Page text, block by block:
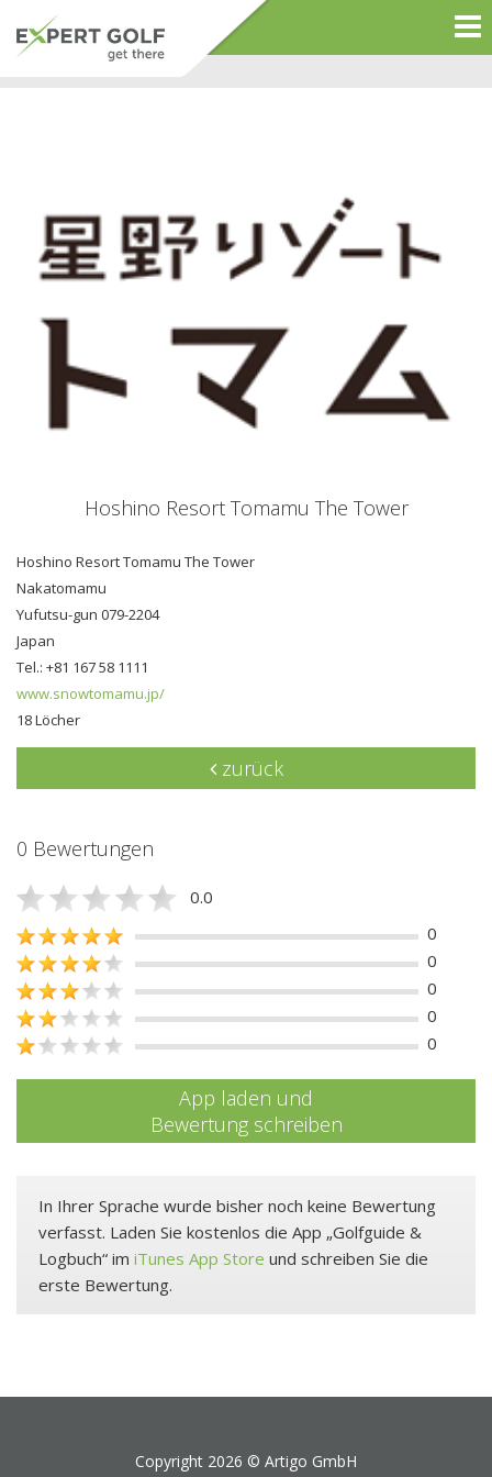
Hoshino Resort Tomamu The Tower
Hoshino Resort Tomamu The Tower
Nakatomamu
Yufutsu-gun 079-2204
Japan
Tel.: +81 167 58 1111
www.snowtomamu.jp/
18 Löcher
zurück
0 Bewertungen
0.0
0
0
0
0
0
App laden und
Bewertung schreiben
In Ihrer Sprache wurde bisher noch keine Bewertung
verfasst. Laden Sie kostenlos die App „Golfguide &
Logbuch“ im iTunes App Store und schreiben Sie die
erste Bewertung.
Copyright 2026 © Artigo GmbH